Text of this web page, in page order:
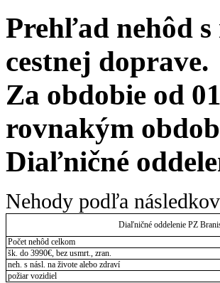
Prehľad nehôd
cestnej doprave.
Za obdobie od
rovnakým
Diaľničné
Nehody podľa
Diaľničné oddelenie PZ
Počet nehôd celkom
šk. do 3990€, bez usmrt., zran.
neh. s násl. na živote alebo zdraví
požiar vozidiel